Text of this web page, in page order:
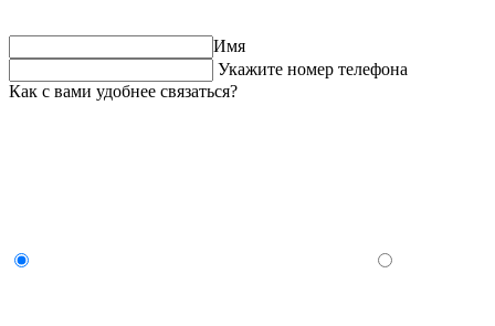
Имя
Укажите номер телефона
Как с вами удобнее связаться?